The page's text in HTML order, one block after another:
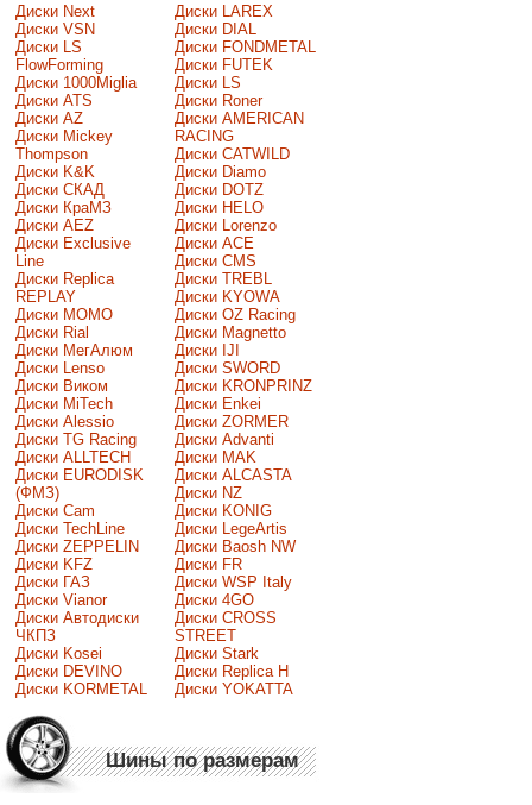
Диски Next
Диски VSN
Диски LS
FlowForming
Диски 1000Miglia
Диски ATS
Диски AZ
Диски Mickey
Thompson
Диски K&K
Диски СКАД
Диски КраМЗ
Диски AEZ
Диски Exclusive
Line
Диски Replica
REPLAY
Диски MOMO
Диски Rial
Диски МегАлюм
Диски Lenso
Диски Виком
Диски MiTech
Диски Alessio
Диски TG Racing
Диски ALLTECH
Диски EURODISK
(ФМЗ)
Диски Cam
Диски TechLine
Диски ZEPPELIN
Диски KFZ
Диски ГАЗ
Диски Vianor
Диски Автодиски
ЧКПЗ
Диски Kosei
Диски DEVINO
Диски KORMETAL
Диски LAREX
Диски DIAL
Диски FONDMETAL
Диски FUTEK
Диски LS
Диски Roner
Диски AMERICAN
RACING
Диски CATWILD
Диски Diamo
Диски DOTZ
Диски HELO
Диски Lorenzo
Диски ACE
Диски CMS
Диски TREBL
Диски KYOWA
Диски OZ Racing
Диски Magnetto
Диски IJI
Диски SWORD
Диски KRONPRINZ
Диски Enkei
Диски ZORMER
Диски Advanti
Диски MAK
Диски ALCASTA
Диски NZ
Диски KONIG
Диски LegeArtis
Диски Baosh NW
Диски FR
Диски WSP Italy
Диски 4GO
Диски CROSS
STREET
Диски Stark
Диски Replica H
Диски YOKATTA
Шины по размерам